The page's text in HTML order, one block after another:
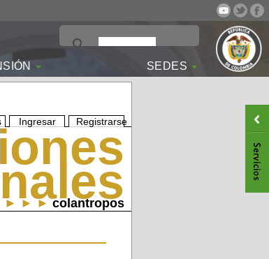
SEDES
Ingresar Registrarse
► ► ►colantropos